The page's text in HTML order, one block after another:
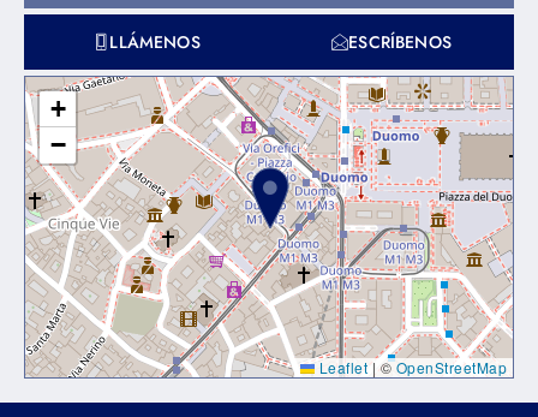
LLÁMENOS ESCRÍBENOS
+
−
Leaflet |©OpenStreetMap